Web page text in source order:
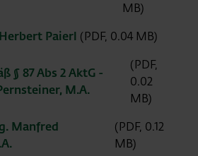
MB)
Paierl (PDF, 0.04 MB)
§ 87 Abs 2 AktG -
M.A.
(PDF,
0.02
MB)
Manfred
(PDF, 0.12
MB)